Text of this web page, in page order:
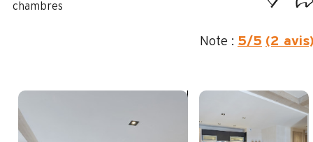
chambres
Note : 5/5 (2